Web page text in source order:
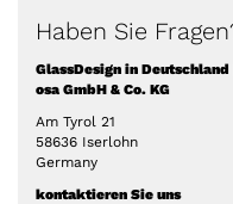
Haben Sie
GlassDesign in
osa GmbH & Co. KG
Am Tyrol 21
58636 Iserlohn
Germany
kontaktieren Sie uns